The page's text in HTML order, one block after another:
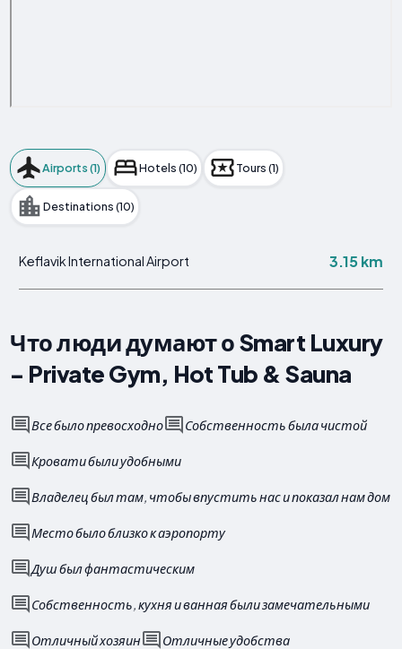
Airports (1) Hotels (10) Tours (1)
Destinations (10)
Keflavik International Airport 3.15 km
Что люди думают о Smart Luxury
- Private Gym, Hot Tub & Sauna
Все было превосходно Собственность была чистой
Кровати были удобными
Владелец был там, чтобы впустить нас и показал нам дом
Место было близко к аэропорту
Душ был фантастическим
Собственность, кухня и ванная были замечательными
Отличный хозяин Отличные удобства